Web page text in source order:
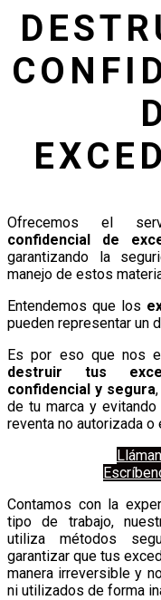
Ofrecemos el
confidencial de
garantizando la
manejo de estos
Entendemos que los
pueden representar un
Es por eso que nos
destruir tus
confidencial y segura
de tu marca y
reventa no autorizada
Contamos con la
tipo de trabajo,
utiliza métodos
garantizar que tus
manera irreversible y
ni utilizados de forma